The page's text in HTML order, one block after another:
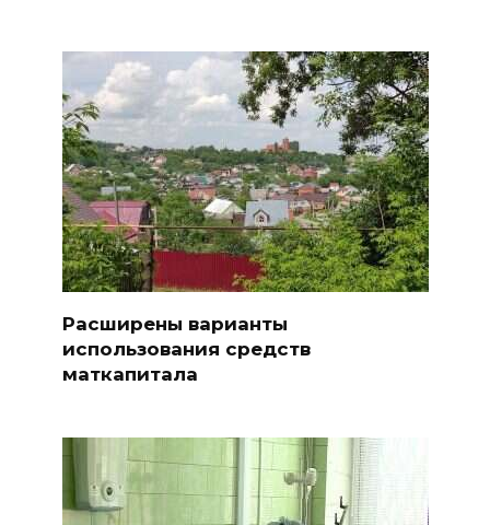
Расширены варианты
использования средств
маткапитала